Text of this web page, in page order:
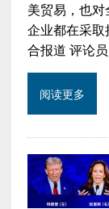
美贸易，也
企业都在采
合报道 评论
阅读更多